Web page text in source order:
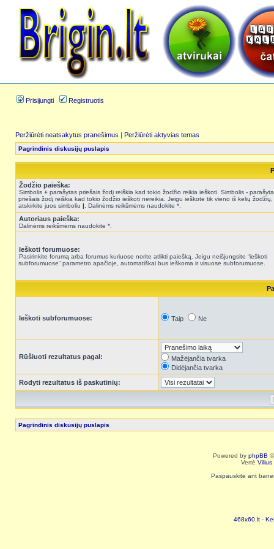
Prisijungti Registruotis
Peržiūrėti neatsakytus pranešimus | Peržiūrėti aktyvias temas
Pagrindinis diskusijų puslapis
Žodžio paieška:
Simbolis + parašytas priešais žodį reiškia kad tokio žodžio reikia ieškoti. Simbolis -
priešais žodį reiškia kad tokio žodžio ieškoti nereikia. Jeigu ieškote tik vieno iš kelių žodžių,
atskirkite juos simboliu | . Dalinėms reikšmėms naudokite *.
Autoriaus paieška:
Dalinėms reikšmėms naudokite *.
Ieškoti forumuose:
Pasirinkite forumą arba forumus kuriuose norite atlikti paiešką. Jeigu neišjungsite “ieškoti
subforumuose“ parametro apačioje, automatiškai bus ieškoma ir visuose subforumuose.
Ieškoti subforumuose: Taip Ne
Rūšiuoti rezultatus pagal:
Mažėjančia tvarka
Didėjančia tvarka
Rodyti rezultatus iš paskutinių:
Pagrindinis diskusijų puslapis
Powered by phpBB
Vertė Vilius
Paspauskite ant
468x60.lt -